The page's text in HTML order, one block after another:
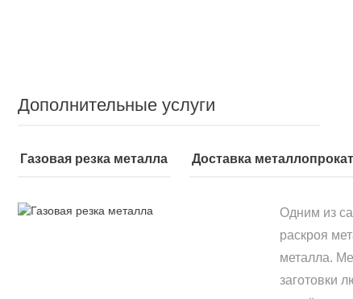
Дополнительные услуги
Газовая резка металла Доставка
Одним из
раскроя
металла.
заготовки